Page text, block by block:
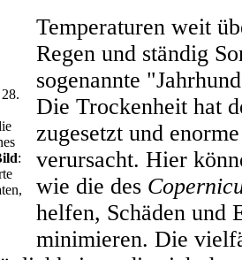
:
Temperaturen weit
Regen und ständig
sogenannte
Die Trockenheit hat
zugesetzt und
verursacht. Hier
wie die des
helfen, Schäden und
minimieren. Die